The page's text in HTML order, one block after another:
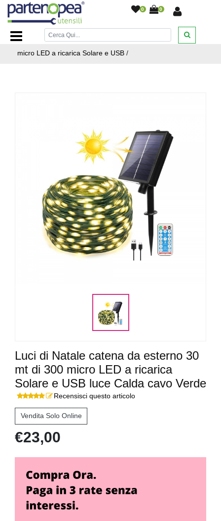
0 0
Home Page/ARTICOLI NATALIZI/LUCI AD ENERGIA
SOLARE/Luci di Natale catena da esterno 30 mt di 300
micro LED a ricarica Solare e USB /
Luci di Natale catena da esterno 30
mt di 300 micro LED a ricarica
Solare e USB luce Calda cavo Verde
Recensisci questo articolo
Vendita Solo Online
€23,00